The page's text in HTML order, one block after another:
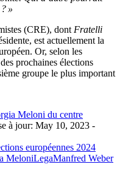
»
(CRE), dont Fratelli
est actuellement la
Or, selon les
prochaines élections
groupe le plus important
Meloni du centre
à jour: May 10, 2023 -
européennes 2024
MeloniLegaManfred Weber